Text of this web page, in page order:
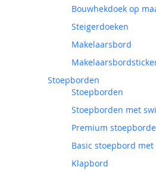
Bouwhekdoek op
Steigerdoeken
Makelaarsbord
Stoepborden
Stoepborden
Stoepborden met
Premium
Basic stoepbord
Klapbord